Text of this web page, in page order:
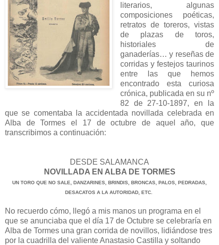
literarios, algunas
composiciones poéticas,
retratos de toreros, vistas
de plazas de toros,
historiales de
ganaderías… y reseñas de
corridas y festejos taurinos
entre las que hemos
encontrado esta curiosa
crónica, publicada en su nº
82 de 27-10-1897, en la
que se comentaba la accidentada novillada celebrada en
Alba de Tormes el 17 de octubre de aquel año, que
transcribimos a continuación:
DESDE SALAMANCA
NOVILLADA EN ALBA DE TORMES
UN TORO QUE NO SALE, DANZARINES, BRINDIS, BRONCAS, PALOS, PEDRADAS,
DESACATOS A LA AUTORIDAD, ETC.
No recuerdo cómo, llegó a mis manos un programa en el
que se anunciaba que el día 17 de Octubre se celebraría en
Alba de Tormes una gran corrida de novillos, lidiándose tres
por la cuadrilla del valiente Anastasio Castilla y soltando